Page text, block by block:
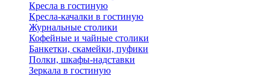
Кресла в гостиную
Кресла-качалки в гостиную
Журнальные столики
Кофейные и чайные столики
Банкетки, скамейки, пуфики
Полки, шкафы-надставки
Зеркала в гостиную